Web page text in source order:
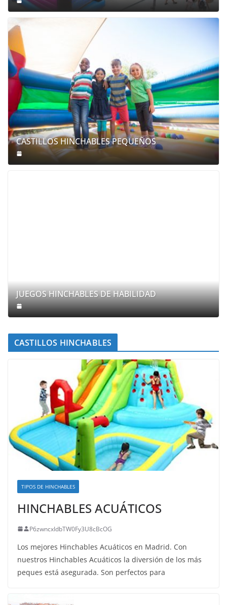
CASTILLOS HINCHABLES PEQUEÑOS
JUEGOS HINCHABLES DE HABILIDAD
CASTILLOS HINCHABLES
TIPOS DE HINCHABLES
HINCHABLES ACUÁTICOS
P6zwncxIdbTW0Fy3U8cBcOG
Los mejores Hinchables Acuáticos en Madrid. Con
nuestros Hinchables Acuáticos la diversión de los más
peques está asegurada. Son perfectos para